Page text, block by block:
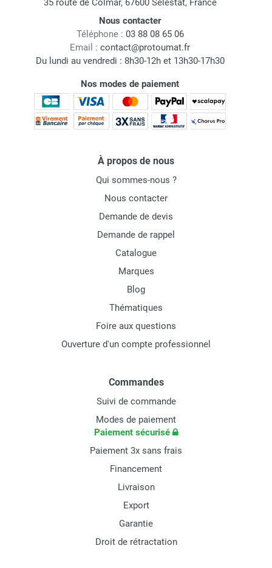
35 route de Colmar, 67600 Sélestat, France
Nous contacter
Téléphone : 03 88 08 65 06
Email : contact@protoumat.fr
Du lundi au vendredi : 8h30-12h et 13h30-17h30
Nos modes de paiement
À propos de nous
Qui sommes-nous ?
Nous contacter
Demande de devis
Demande de rappel
Catalogue
Marques
Blog
Thématiques
Foire aux questions
Ouverture d'un compte professionnel
Commandes
Suivi de commande
Modes de paiement
Paiement sécurisé
Paiement 3x sans frais
Financement
Livraison
Export
Garantie
Droit de rétractation